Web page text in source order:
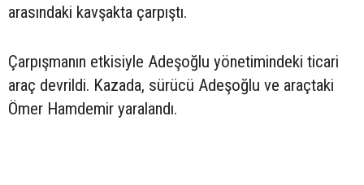
arasındaki kavşakta çarpıştı.
Çarpışmanın etkisiyle Adeşoğlu yönetimindeki ticari
araç devrildi. Kazada, sürücü Adeşoğlu ve araçtaki
Ömer Hamdemir yaralandı.